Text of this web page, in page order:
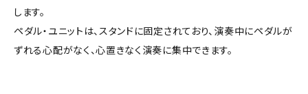
します。
ペダル・ユニットは、スタンドに固定されており、演奏中にペダルが
ずれる心配がなく、心置きなく演奏に集中できます。